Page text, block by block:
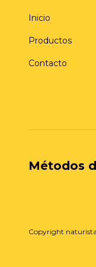
Inicio
Productos
Contacto
Métodos
Copyright